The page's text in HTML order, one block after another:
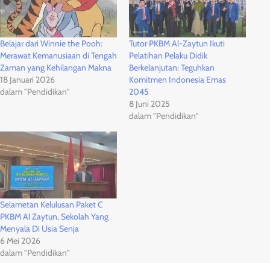
Belajar dari Winnie the Pooh:
Merawat Kemanusiaan di Tengah
Zaman yang Kehilangan Makna
18 Januari 2026
dalam "Pendidikan"
Tutor PKBM Al-Zaytun Ikuti
Pelatihan Pelaku Didik
Berkelanjutan: Teguhkan
Komitmen Indonesia Emas
2045
8 Juni 2025
dalam "Pendidikan"
Selametan Kelulusan Paket C
PKBM Al Zaytun, Sekolah Yang
Menyala Di Usia Senja
6 Mei 2026
dalam "Pendidikan"